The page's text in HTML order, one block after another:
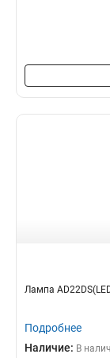
Лампа
Подробнее
Наличие: В